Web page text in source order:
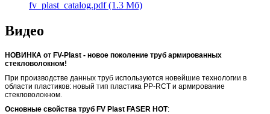
fv_plast_catalog.pdf(1.3 Мб)
Видео
НОВИНКА от FV-Plast - новое поколение труб армированных
стекловолокном!
При производстве данных труб используются новейшие технологии в
области пластиков: новый тип пластика PP-RCT и армирование
стекловолокном.
Основные свойства труб FV Plast FASER HOT: